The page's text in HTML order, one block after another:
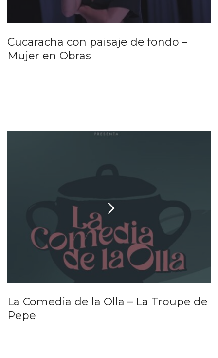
Cucaracha con paisaje de fondo –
Mujer en Obras
La Comedia de la Olla – La Troupe de
Pepe